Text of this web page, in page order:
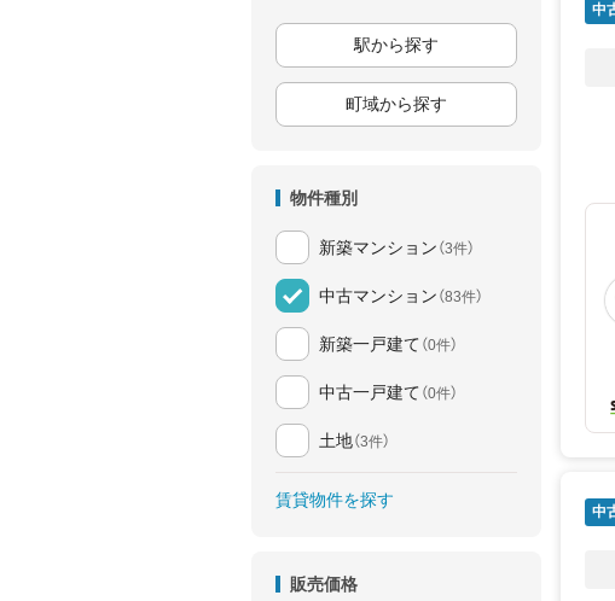
駅から探す
町域から探す
物件種別
新築マンション （3件）
中古マンション （83件）
新築一戸建て （0件）
中古一戸建て （0件）
土地（3件）
賃貸物件を探す
販売価格
中
中